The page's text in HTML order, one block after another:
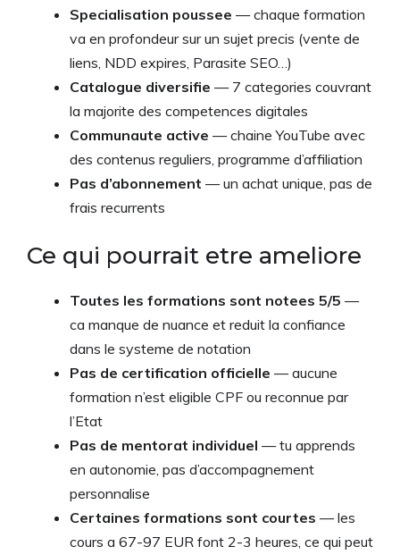
Specialisation poussee — chaque formation
va en profondeur sur un sujet precis (vente de
liens, NDD expires, Parasite SEO…)
Catalogue diversifie — 7 categories couvrant
la majorite des competences digitales
Communaute active — chaine YouTube avec
des contenus reguliers, programme d’affiliation
Pas d’abonnement — un achat unique, pas de
frais recurrents
Ce qui pourrait etre ameliore
Toutes les formations sont notees 5/5 —
ca manque de nuance et reduit la confiance
dans le systeme de notation
Pas de certification officielle — aucune
formation n’est eligible CPF ou reconnue par
l’Etat
Pas de mentorat individuel — tu apprends
en autonomie, pas d’accompagnement
personnalise
Certaines formations sont courtes — les
cours a 67-97 EUR font 2-3 heures, ce qui peut